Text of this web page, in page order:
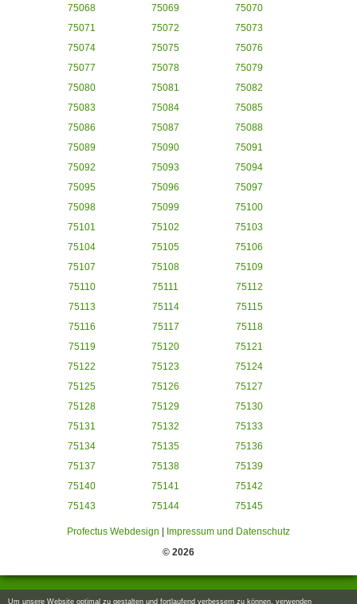
75068
75069
75070
75071
75072
75073
75074
75075
75076
75077
75078
75079
75080
75081
75082
75083
75084
75085
75086
75087
75088
75089
75090
75091
75092
75093
75094
75095
75096
75097
75098
75099
75100
75101
75102
75103
75104
75105
75106
75107
75108
75109
75110
75111
75112
75113
75114
75115
75116
75117
75118
75119
75120
75121
75122
75123
75124
75125
75126
75127
75128
75129
75130
75131
75132
75133
75134
75135
75136
75137
75138
75139
75140
75141
75142
75143
75144 75145
Profectus Webdesign
Impressum und Datenschutz
© 2026
Um unsere Website optimal zu gestalten und fortlaufend verbessern zu können, verwenden